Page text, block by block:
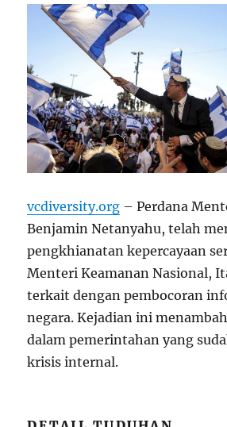
vcdiversity.org – Perdana
Benjamin Netanyahu, telah
pengkhianatan kepercayaan
Menteri Keamanan Nasional,
terkait dengan pembocoran
negara. Kejadian ini
dalam pemerintahan yang
krisis internal.